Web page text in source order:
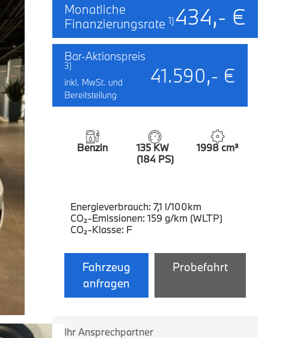
Monatliche
Finanzierungsrate 1)434,- €
Bar-Aktionspreis
3)
inkl. MwSt. und
Bereitstellung
41.590,- €
Benzin
135 KW
(184 PS)
1998 cm³
Energieverbrauch: 7,1 l/100km
CO₂-Emissionen: 159 g/km (WLTP)
CO₂-Klasse: F
Fahrzeug
anfragen
Probefahrt
Ihr Ansprechpartner